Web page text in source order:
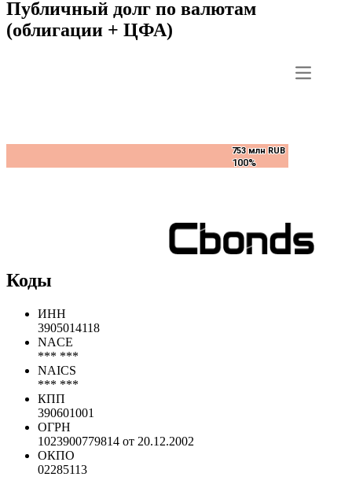
Публичный долг по валютам
(облигации + ЦФА)
753 млн RUB
100%
753 млн RUB
100%
Коды
ИНН
3905014118
NACE
*** ***
NAICS
*** ***
КПП
390601001
ОГРН
1023900779814 от 20.12.2002
ОКПО
02285113